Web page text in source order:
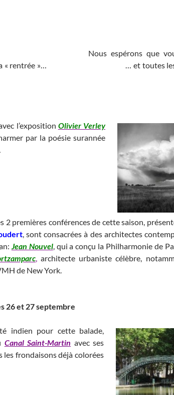
Nous espérons que
« rentrée »…
… et toutes
l’exposition Olivier Verley
par la poésie surannée
2 premières conférences de cette saison,
, sont consacrées à des architectes
Jean Nouvel, qui a conçu la Philharmonie de
, architecte urbaniste célèbre,
de New York.
26 et 27 septembre
indien pour cette balade,
Canal Saint-Martin avec ses
les frondaisons déjà colorées